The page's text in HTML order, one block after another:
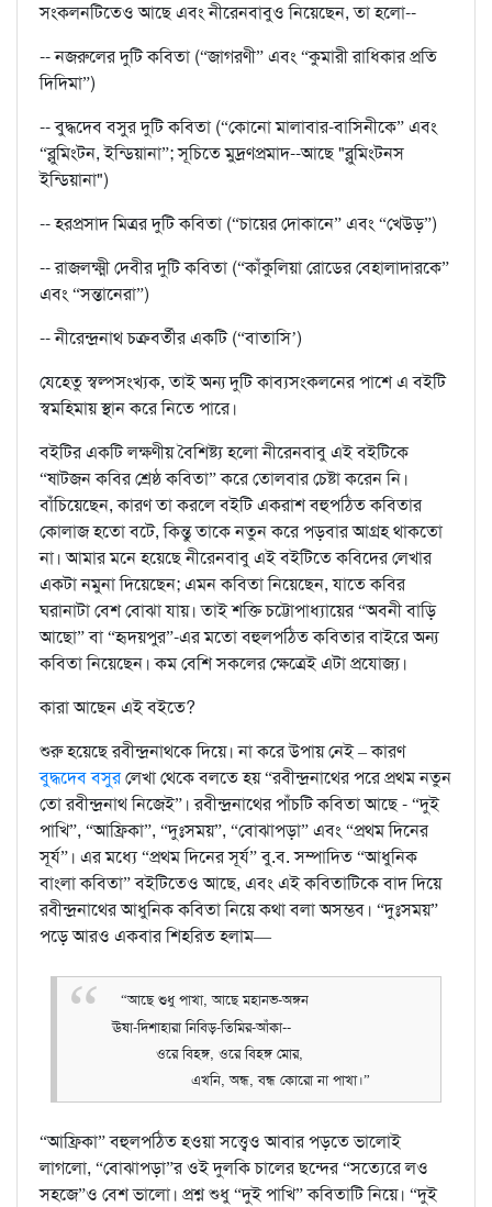
সংকলনটিতেও আছে এবং নীরেনবাবুও নিয়েছেন, তা হলো--
-- নজরুলের দুটি কবিতা (“জাগরণী” এবং “কুমারী রাধিকার প্রতি
দিদিমা”)
-- বুদ্ধদেব বসুর দুটি কবিতা (“কোনো মালাবার-বাসিনীকে” এবং
“ব্লুমিংটন, ইন্ডিয়ানা”; সূচিতে মুদ্রণপ্রমাদ--আছে "ব্লুমিংটনস
ইন্ডিয়ানা")
-- হরপ্রসাদ মিত্রর দুটি কবিতা (“চায়ের দোকানে” এবং “খেউড়”)
-- রাজলক্ষ্মী দেবীর দুটি কবিতা (“কাঁকুলিয়া রোডের বেহালাদারকে”
এবং “সন্তানেরা”)
-- নীরেন্দ্রনাথ চক্রবর্তীর একটি (“বাতাসি’)
যেহেতু স্বল্পসংখ্যক, তাই অন্য দুটি কাব্যসংকলনের পাশে এ বইটি
স্বমহিমায় স্থান করে নিতে পারে।
বইটির একটি লক্ষণীয় বৈশিষ্ট্য হলো নীরেনবাবু এই বইটিকে
“ষাটজন কবির শ্রেষ্ঠ কবিতা” করে তোলবার চেষ্টা করেন নি।
বাঁচিয়েছেন, কারণ তা করলে বইটি একরাশ বহুপঠিত কবিতার
কোলাজ হতো বটে, কিন্তু তাকে নতুন করে পড়বার আগ্রহ থাকতো
না। আমার মনে হয়েছে নীরেনবাবু এই বইটিতে কবিদের লেখার
একটা নমুনা দিয়েছেন; এমন কবিতা নিয়েছেন, যাতে কবির
ঘরানাটা বেশ বোঝা যায়। তাই শক্তি চট্টোপাধ্যায়ের “অবনী বাড়ি
আছো” বা “হৃদয়পুর”-এর মতো বহুলপঠিত কবিতার বাইরে অন্য
কবিতা নিয়েছেন। কম বেশি সকলের ক্ষেত্রেই এটা প্রযোজ্য।
কারা আছেন এই বইতে?
শুরু হয়েছে রবীন্দ্রনাথকে দিয়ে। না করে উপায় নেই – কারণ
বুদ্ধদেব বসুরলেখা থেকে বলতে হয় “রবীন্দ্রনাথের পরে প্রথম নতুন
তো রবীন্দ্রনাথ নিজেই”। রবীন্দ্রনাথের পাঁচটি কবিতা আছে - “দুই
পাখি”, “আফ্রিকা”, “দুঃসময়”, “বোঝাপড়া” এবং “প্রথম দিনের
সূর্য”। এর মধ্যে “প্রথম দিনের সূর্য” বু.ব. সম্পাদিত “আধুনিক
বাংলা কবিতা” বইটিতেও আছে, এবং এই কবিতাটিকে বাদ দিয়ে
রবীন্দ্রনাথের আধুনিক কবিতা নিয়ে কথা বলা অসম্ভব। “দুঃসময়”
পড়ে আরও একবার শিহরিত হলাম—
“আছে শুধু পাখা, আছে মহানভ-অঙ্গন
ঊষা-দিশাহারা নিবিড়-তিমির-আঁকা--
ওরে বিহঙ্গ, ওরে বিহঙ্গ মোর,
এখনি, অন্ধ, বন্ধ কোরো না পাখা।”
“আফ্রিকা” বহুলপঠিত হওয়া সত্ত্বেও আবার পড়তে ভালোই
লাগলো, “বোঝাপড়া”র ওই দুলকি চালের ছন্দের “সত্যেরে লও
সহজে”ও বেশ ভালো। প্রশ্ন শুধু “দুই পাখি” কবিতাটি নিয়ে। “দুই